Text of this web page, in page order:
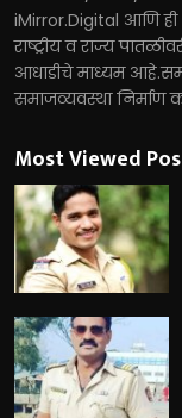
iMirror.Digital आणि
राष्ट्रीय व राज्य
आधाडीचे माध्यम
समाजव्यवस्था निर्माण
Most Viewed